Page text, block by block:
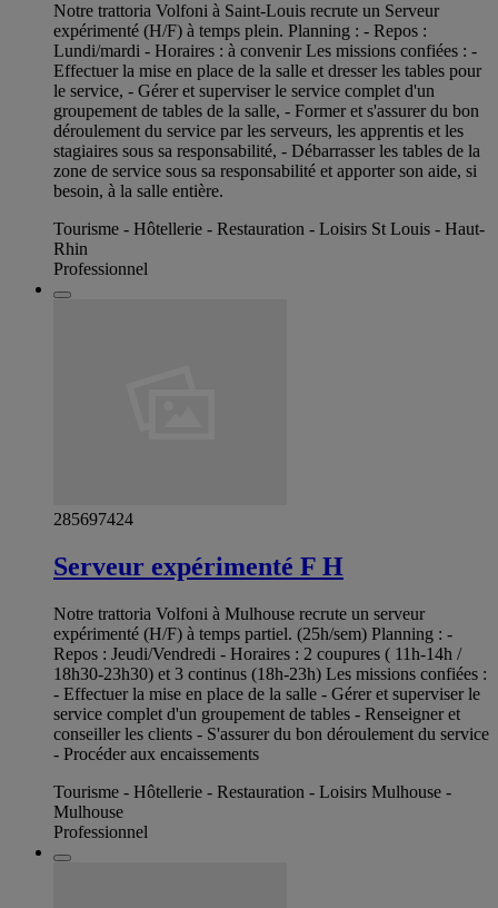
Notre trattoria Volfoni à Saint-Louis recrute un Serveur
expérimenté (H/F) à temps plein. Planning : - Repos :
Lundi/mardi - Horaires : à convenir Les missions confiées : -
Effectuer la mise en place de la salle et dresser les tables pour
le service, - Gérer et superviser le service complet d'un
groupement de tables de la salle, - Former et s'assurer du bon
déroulement du service par les serveurs, les apprentis et les
stagiaires sous sa responsabilité, - Débarrasser les tables de la
zone de service sous sa responsabilité et apporter son aide, si
besoin, à la salle entière.
Tourisme - Hôtellerie - Restauration - Loisirs St Louis - Haut-
Rhin
Professionnel
285697424
Serveur expérimenté F H
Notre trattoria Volfoni à Mulhouse recrute un serveur
expérimenté (H/F) à temps partiel. (25h/sem) Planning : -
Repos : Jeudi/Vendredi - Horaires : 2 coupures ( 11h-14h /
18h30-23h30) et 3 continus (18h-23h) Les missions confiées :
- Effectuer la mise en place de la salle - Gérer et superviser le
service complet d'un groupement de tables - Renseigner et
conseiller les clients - S'assurer du bon déroulement du service
- Procéder aux encaissements
Tourisme - Hôtellerie - Restauration - Loisirs Mulhouse -
Mulhouse
Professionnel